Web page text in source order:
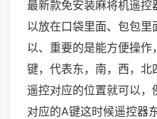
最新款免安装麻将机遥
以放在口袋里面、包包
以、重要的是能方便操
键，代表东，南，西，
遥控对应的位置就可以
对应的A键这时候遥控器